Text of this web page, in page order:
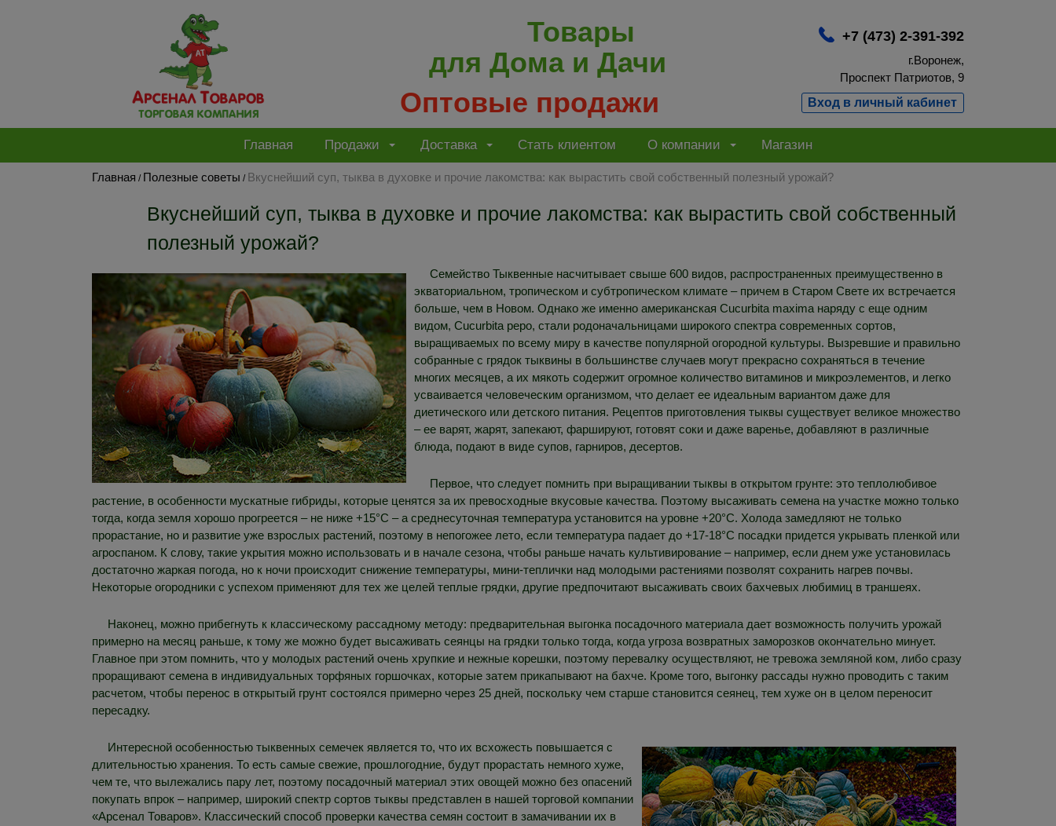
Товары
для Дома и Дачи
Оптовые продажи
+7 (473) 2-391-392
г.Воронеж,
Проспект Патриотов, 9
Вход в личный кабинет
Главная Продажи Доставка Стать клиентом О компании Магазин
Главная / Полезные советы / Вкуснейший суп, тыква в духовке и прочие лакомства: как вырастить свой собственный полезный урожай?
Вкуснейший суп, тыква в духовке и прочие лакомства: как вырастить свой собственный
полезный урожай?
Семейство Тыквенные насчитывает свыше 600 видов, распространенных преимущественно в
экваториальном, тропическом и субтропическом климате – причем в Старом Свете их встречается
больше, чем в Новом. Однако же именно американская Cucurbita maxima наряду с еще одним
видом, Cucurbita pepo, стали родоначальницами широкого спектра современных сортов,
выращиваемых по всему миру в качестве популярной огородной культуры. Вызревшие и правильно
собранные с грядок тыквины в большинстве случаев могут прекрасно сохраняться в течение
многих месяцев, а их мякоть содержит огромное количество витаминов и микроэлементов, и легко
усваивается человеческим организмом, что делает ее идеальным вариантом даже для
диетического или детского питания. Рецептов приготовления тыквы существует великое множество
– ее варят, жарят, запекают, фаршируют, готовят соки и даже варенье, добавляют в различные
блюда, подают в виде супов, гарниров, десертов.
Первое, что следует помнить при выращивании тыквы в открытом грунте: это теплолюбивое
растение, в особенности мускатные гибриды, которые ценятся за их превосходные вкусовые качества. Поэтому высаживать семена на участке можно только
тогда, когда земля хорошо прогреется – не ниже +15°C – а среднесуточная температура установится на уровне +20°C. Холода замедляют не только
прорастание, но и развитие уже взрослых растений, поэтому в непогожее лето, если температура падает до +17-18°C посадки придется укрывать пленкой или
агроспаном. К слову, такие укрытия можно использовать и в начале сезона, чтобы раньше начать культивирование – например, если днем уже установилась
достаточно жаркая погода, но к ночи происходит снижение температуры, мини-теплички над молодыми растениями позволят сохранить нагрев почвы.
Некоторые огородники с успехом применяют для тех же целей теплые грядки, другие предпочитают высаживать своих бахчевых любимиц в траншеях.
Наконец, можно прибегнуть к классическому рассадному методу: предварительная выгонка посадочного материала дает возможность получить урожай
примерно на месяц раньше, к тому же можно будет высаживать сеянцы на грядки только тогда, когда угроза возвратных заморозков окончательно минует.
Главное при этом помнить, что у молодых растений очень хрупкие и нежные корешки, поэтому перевалку осуществляют, не тревожа земляной ком, либо сразу
проращивают семена в индивидуальных торфяных горшочках, которые затем прикапывают на бахче. Кроме того, выгонку рассады нужно проводить с таким
расчетом, чтобы перенос в открытый грунт состоялся примерно через 25 дней, поскольку чем старше становится сеянец, тем хуже он в целом переносит
пересадку.
Интересной особенностью тыквенных семечек является то, что их всхожесть повышается с
длительностью хранения. То есть самые свежие, прошлогодние, будут прорастать немного хуже,
чем те, что вылежались пару лет, поэтому посадочный материал этих овощей можно без опасений
покупать впрок – например, широкий спектр сортов тыквы представлен в нашей торговой компании
«Арсенал Товаров». Классический способ проверки качества семян состоит в замачивании их в